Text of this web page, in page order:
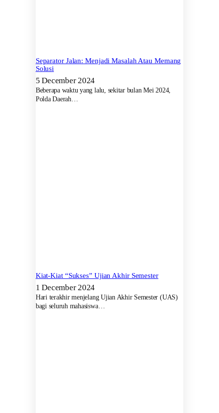
Separator Jalan: Menjadi Masalah Atau Memang
Solusi
5 December 2024
Beberapa waktu yang lalu, sekitar bulan Mei 2024,
Polda Daerah…
Kiat-Kiat “Sukses” Ujian Akhir Semester
1 December 2024
Hari terakhir menjelang Ujian Akhir Semester (UAS)
bagi seluruh mahasiswa…